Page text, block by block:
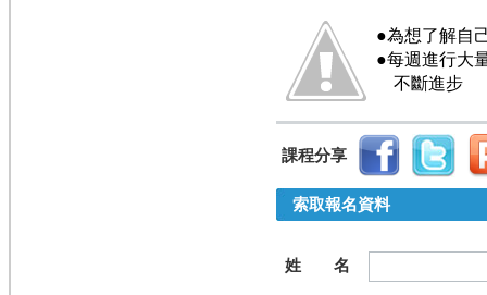
●為想了解自
●每週進行大
不斷進步
課程分享
索取報名資料
姓 名